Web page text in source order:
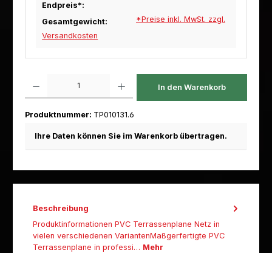
Endpreis*:
Gesamtgewicht:
*Preise inkl. MwSt. zzgl.
Versandkosten
In den Warenkorb
Produktnummer: TP010131.6
Ihre Daten können Sie im Warenkorb übertragen.
Beschreibung
Produktinformationen PVC Terrassenplane Netz in
vielen verschiedenen VariantenMaßgerfertigte PVC
Terrassenplane in professi… Mehr